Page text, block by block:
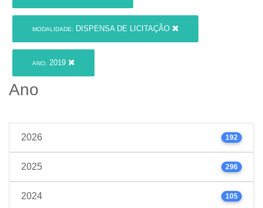
MODALIDADE: DISPENSA DE LICITAÇÃO
ANO: 2019
Ano
2026 192
2025 296
2024 105